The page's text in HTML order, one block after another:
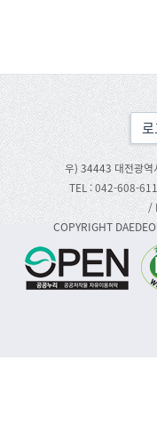
우) 34443 대전광
TEL : 042-608-
/
COPYRIGHT